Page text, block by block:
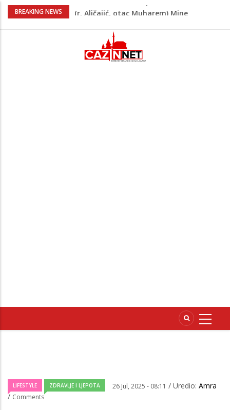
BREAKING NEWS
Milionske odluke na sjednici Vlade USK:
Američki kongresmeni traže od Trumpa:
Vratite sankcije zvaničnicima iz
Republike Srpske
LIFESTYLE ZDRAVLJE I LJEPOTA 26 Jul, 2025 - 08:11 / Uredio: Amra
/ Comments